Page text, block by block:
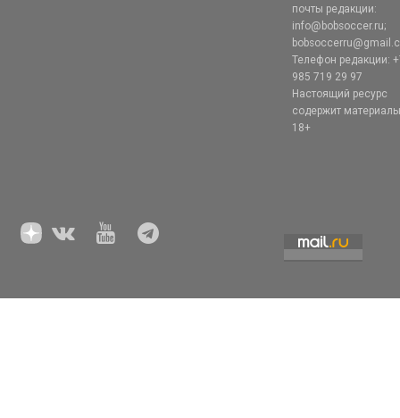
почты редакции:
info@bobsoccer.ru;
Телефон редакции:
985 719 29 97
Настоящий ресурс
содержит
18+